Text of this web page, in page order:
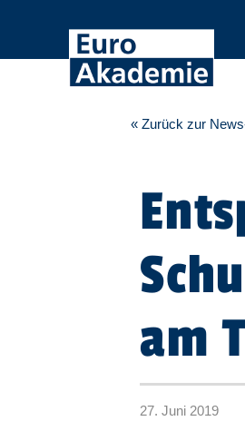
« Zurück zur
am
27. Juni 2019